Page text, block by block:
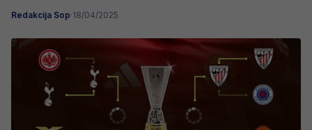
Redakcija Sop·18/04/2025